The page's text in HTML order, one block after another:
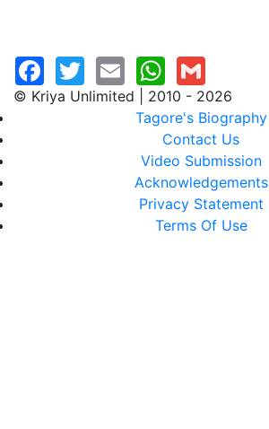
© Kriya Unlimited | 2010 - 2026
Tagore's Biography
Contact Us
Video Submission
Acknowledgements
Privacy Statement
Terms Of Use